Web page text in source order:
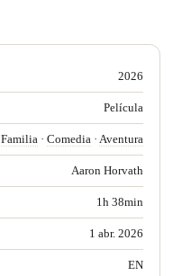
2026
Película
Familia · Comedia · Aventura
Aaron Horvath
1h 38min
1 abr. 2026
EN